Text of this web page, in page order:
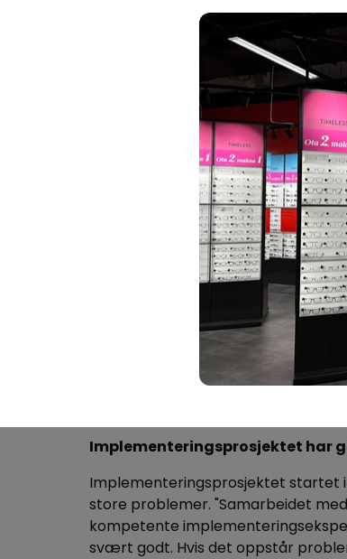
Implementeringsprosjektet har
Implementeringsprosjektet startet
store problemer. "Samarbeidet
kompetente
svært godt. Hvis det oppstår